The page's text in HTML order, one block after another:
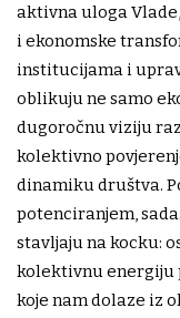
aktivna uloga
i ekonomske
institucijama i
oblikuju ne samo
dugoročnu viziju
kolektivno
dinamiku društva.
potenciranjem,
stavljaju na kocku:
kolektivnu energiju
koje nam dolaze iz